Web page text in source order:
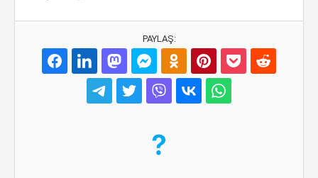
PAYLAŞ: